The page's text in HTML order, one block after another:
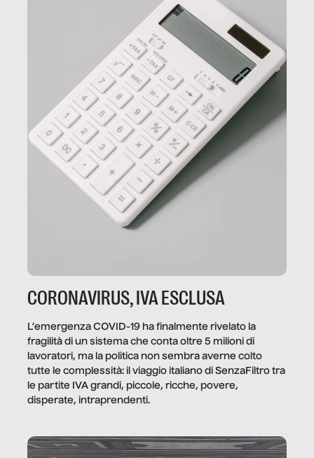
CORONAVIRUS, IVA ESCLUSA
L’emergenza COVID-19 ha finalmente rivelato la
fragilità di un sistema che conta oltre 5 milioni di
lavoratori, ma la politica non sembra averne colto
tutte le complessità: il viaggio italiano di SenzaFiltro tra
le partite IVA grandi, piccole, ricche, povere,
disperate, intraprendenti.